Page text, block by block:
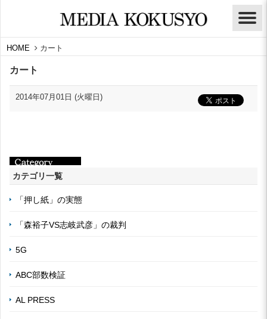
HOME カート
カート
2014年07月01日 (火曜日)
カテゴリ一覧
「押し紙」の実態
「森裕子VS志岐武彦」の裁判
5G
ABC部数検証
AL PRESS